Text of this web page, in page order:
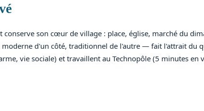
conserve son cœur de village : place, église, marché du
d'un côté, traditionnel de l'autre — fait l'attrait du
vie sociale) et travaillent au Technopôle (5 minutes en